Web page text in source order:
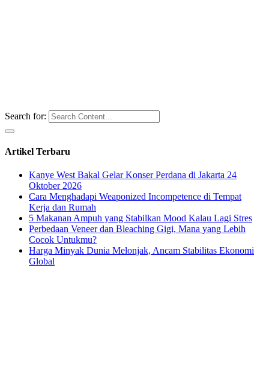
Search for:
Artikel Terbaru
Kanye West Bakal Gelar Konser Perdana di Jakarta 24
Oktober 2026
Cara Menghadapi Weaponized Incompetence di Tempat
Kerja dan Rumah
5 Makanan Ampuh yang Stabilkan Mood Kalau Lagi Stres
Perbedaan Veneer dan Bleaching Gigi, Mana yang Lebih
Cocok Untukmu?
Harga Minyak Dunia Melonjak, Ancam Stabilitas Ekonomi
Global